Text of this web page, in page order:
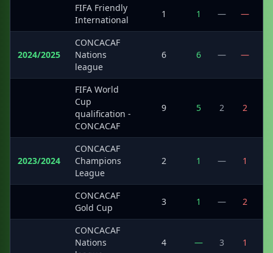
FIFA Friendly
International
1 1 — —
2024/2025
CONCACAF
Nations
league
6 6 — —
FIFA World
Cup
qualification -
CONCACAF
9 5 2 2
2023/2024
CONCACAF
Champions
League
2 1 — 1
CONCACAF
Gold Cup
3 1 — 2
CONCACAF
Nations
4 — 3 1